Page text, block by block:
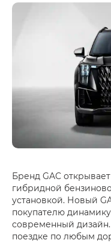
Бренд GAC
гибридной
установкой. Новый
покупателю
современный
поездке по любым